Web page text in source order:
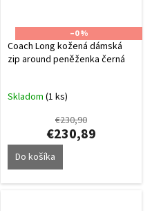
–0 %
Coach Long kožená dámská
zip around peněženka černá
Skladom (1 ks)
€230,90
€230,89
Do košíka